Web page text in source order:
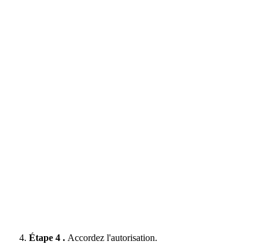
Étape 4 . Accordez l'autorisation.